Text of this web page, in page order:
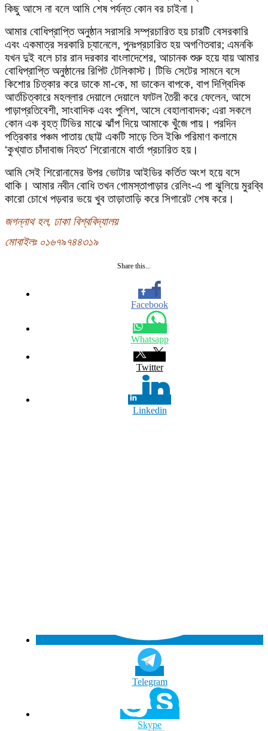
কিছু আসে না বলে আমি শেষ পর্যন্ত কোন বর চাইনা।
আমার বোধিপ্রাপ্তি অনুষ্ঠান সরাসরি সম্প্রচারিত হয় চারটি বেসরকারি
এবং একমাত্র সরকারি চ্যানেলে, পুনঃপ্রচারিত হয় অগণিতবার; এমনকি
যখন দুই বলে চার রান দরকার বাংলাদেশের, আচানক শুরু হয়ে যায় আমার
বোধিপ্রাপ্তি অনুষ্ঠানের রিপিট টেলিকাস্ট। টিভি সেটের সামনে বসে
কিশোর চিত্কার করে ডাকে মা-কে, মা ডাকেন বাপকে, বাপ দিগ্বিদিক
আর্তচিত্কারে মহল্লার দেয়ালে দেয়ালে ফাটল তৈরী করে ফেলেন, আসে
পাড়াপ্রতিবেশী, সাংবাদিক এবং পুলিশ, আসে বেহালাবাদক; এরা সকলে
কোন এক বৃহত্ টিভির মাঝে ঝাঁপ দিয়ে আমাকে খুঁজে পায়। পরদিন
পত্রিকার পঞ্চম পাতায় ছোট্ট একটি সাড়ে তিন ইঞ্চি পরিমাণ কলামে
‘কুখ্যাত চাঁদাবাজ নিহত’ শিরোনামে বার্তা প্রচারিত হয়।
আমি সেই শিরোনামের উপর ভোটার আইডির কর্তিত অংশ হয়ে বসে
থাকি। আমার নবীন বোধি তখন গোমস্তাপাড়ার রেলিং-এ পা ঝুলিয়ে মুরব্বি
কারো চোখে পড়বার ভয়ে খুব তাড়াতাড়ি করে সিগারেট শেষ করে।
জগন্নাথ হল, ঢাকা বিশ্ববিদ্যালয়
মোবাইলঃ ০১৬৭৯৭৪৪৩১৯
Share this...
Facebook
Whatsapp
Twitter
Linkedin
Telegram
Skype